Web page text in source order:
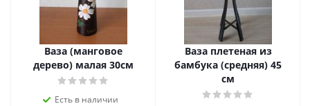
Ваза (манговое
дерево) малая 30см
Есть в наличии
Ваза плетеная из
бамбука (средняя) 45
см